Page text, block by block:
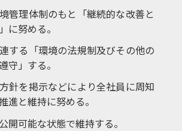
管理体制のもと「継続的な改善と
に努める。
する「環境の法規制及びその他の
守」する。
針を掲示などにより全社員に周知
進と維持に努める。
開可能な状態で維持する。